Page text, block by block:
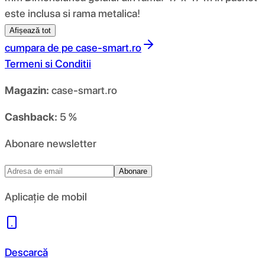
este inclusa si rama metalica!
Afișează tot
cumpara de pe case-smart.ro
Termeni si Conditii
Magazin: case-smart.ro
Cashback: 5 %
Abonare newsletter
Abonare
Aplicație de mobil
Descarcă